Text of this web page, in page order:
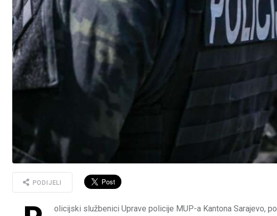
PODIJELI
olicijski službenici Uprave policije MUP-a Kantona Sarajevo,